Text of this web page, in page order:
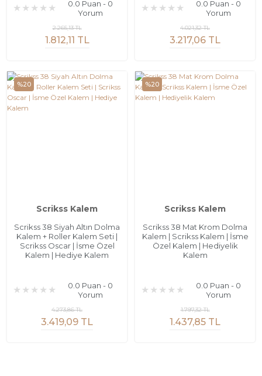
0.0 Puan - 0
Yorum
1.812,11 TL
2.265,13 TL
0.0 Puan - 0
Yorum
3.217,06 TL
4.021,32 TL
%20
Scrikss Kalem
Scrikss 38 Siyah Altın Dolma
Kalem + Roller Kalem Seti |
Scrikss Oscar | İsme Özel
Kalem | Hediye Kalem
0.0 Puan - 0
Yorum
3.419,09 TL
4.273,86 TL
%20
Scrikss Kalem
Scrikss 38 Mat Krom Dolma
Kalem | Scrikss Kalem | İsme
Özel Kalem | Hediyelik
Kalem
0.0 Puan - 0
Yorum
1.437,85 TL
1.797,32 TL